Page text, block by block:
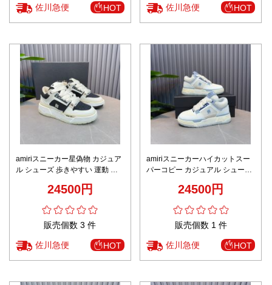
佐川急便 HOT 佐川急便 HOT
amiriスニーカー星偽物 カジュア
ル シューズ 歩きやすい 運動 ラ
24500円
販売個数 3 件
佐川急便 HOT
amiriスニーカーハイカットスー
パーコピー カジュアル シューズ
24500円
販売個数 1 件
佐川急便 HOT